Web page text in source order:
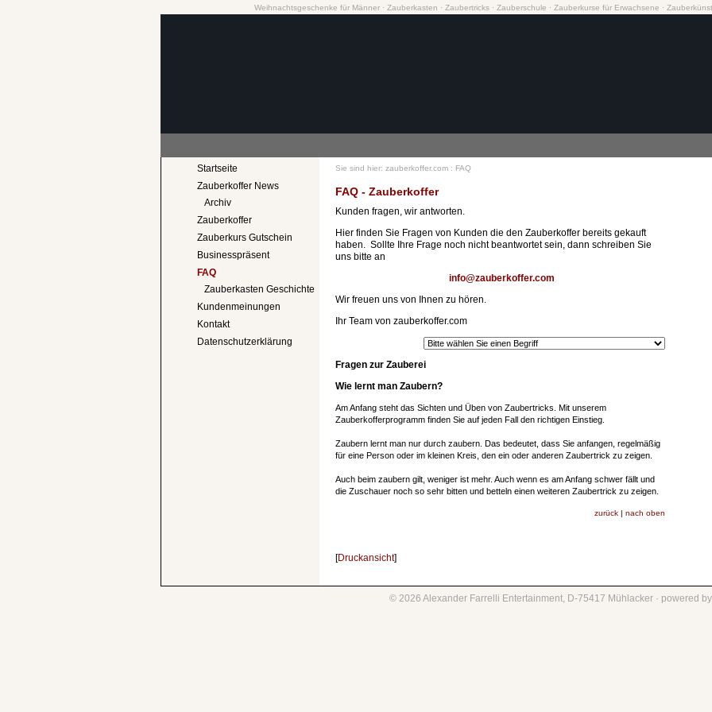
Weihnachtsgeschenke für Männer · Zauberkasten · Zaubertricks · Zauberschule · Zauberkurse für Erwachsene ·
Startseite
Zauberkoffer News
Archiv
Zauberkoffer
Zauberkurs Gutschein
Businesspräsent
FAQ
Zauberkasten Geschichte
Kundenmeinungen
Kontakt
Datenschutzerklärung
Sie sind hier: zauberkoffer.com : FAQ
FAQ - Zauberkoffer
Kunden fragen, wir antworten.
Hier finden Sie Fragen von Kunden die den Zauberkoffer bereits gekauft
haben. Sollte Ihre Frage noch nicht beantwortet sein, dann schreiben Sie
uns bitte an
info@zauberkoffer.com
Wir freuen uns von Ihnen zu hören.
Ihr Team von zauberkoffer.com
Fragen zur Zauberei
Wie lernt man Zaubern?
Am Anfang steht das Sichten und Üben von Zaubertricks. Mit unserem
Zauberkofferprogramm finden Sie auf jeden Fall den richtigen Einstieg.
Zaubern lernt man nur durch zaubern. Das bedeutet, dass Sie anfangen, regelmäßig
für eine Person oder im kleinen Kreis, den ein oder anderen Zaubertrick zu zeigen.
Auch beim zaubern gilt, weniger ist mehr. Auch wenn es am Anfang schwer fällt und
die Zuschauer noch so sehr bitten und betteln einen weiteren Zaubertrick zu zeigen.
zurück | nach oben
[Druckansicht]
© 2026 Alexander Farrelli Entertainment, D-75417 Mühlacker · powered